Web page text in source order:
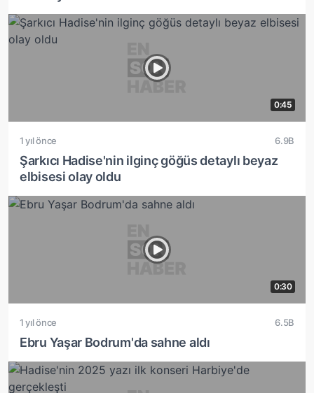
0:45
1 yıl önce 6.9B
Şarkıcı Hadise'nin ilginç göğüs detaylı beyaz
elbisesi olay oldu
0:30
1 yıl önce 6.5B
Ebru Yaşar Bodrum'da sahne aldı